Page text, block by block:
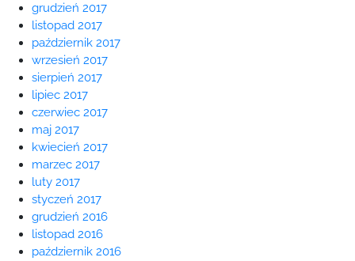
grudzień 2017
listopad 2017
październik 2017
wrzesień 2017
sierpień 2017
lipiec 2017
czerwiec 2017
maj 2017
kwiecień 2017
marzec 2017
luty 2017
styczeń 2017
grudzień 2016
listopad 2016
październik 2016